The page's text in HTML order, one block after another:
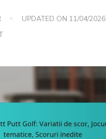
UPDATED ON 11/04/2026
ON
DE
SCOR,
TEMATICE,
SCORURI